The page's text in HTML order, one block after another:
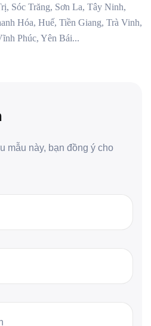
Sóc Trăng, Sơn La, Tây Ninh,
Hóa, Huế, Tiền Giang, Trà Vinh,
Phúc, Yên Bái...
mẫu này, bạn đồng ý cho